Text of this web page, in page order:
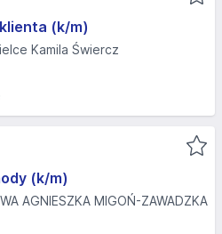
(k/m)
Kamila Świercz
(k/m)
AGNIESZKA MIGOŃ-ZAWADZKA